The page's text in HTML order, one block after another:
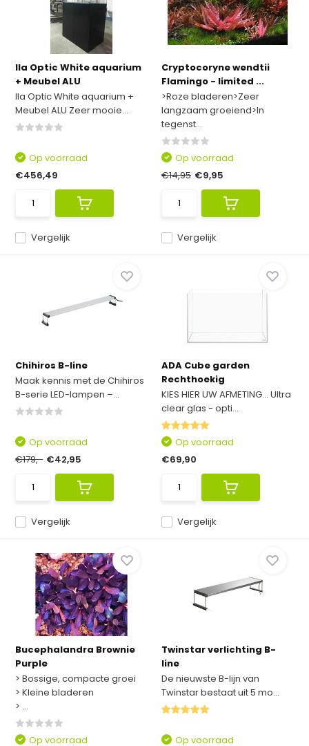
Ila Optic White aquarium
+ Meubel ALU
Ila Optic White aquarium +
Meubel ALU Zeer mooie...
Vergelijk
Op voorraad
€456,49
Cryptocoryne wendtii
Flamingo - limited ...
>Roze bladeren>Zeer
langzaam groeiend>In
tegenst...
Vergelijk
Op voorraad
€14,95 €9,95
Chihiros B-line
Maak kennis met de Chihiros
B-serie LED-lampen –...
Vergelijk
Op voorraad
€179,- €42,95
ADA Cube garden
Rechthoekig
KIES HIER UW AFMETING... Ultra
clear glas - opti...
Vergelijk
Op voorraad
€69,90
Bucephalandra Brownie
Purple
> Bossige, compacte groei
> Kleine bladeren
> ...
Op voorraad
Twinstar verlichting B-
line
De nieuwste B-lijn van
Twinstar bestaat uit 5 mo...
Op voorraad